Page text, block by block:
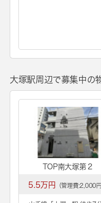
大塚駅周辺で募集中の
TOP南大塚第２
5.5万円 （管理費:2,000円